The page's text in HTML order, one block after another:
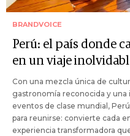
BRANDVOICE
Perú: el país donde
en un viaje
Con una mezcla única de
gastronomía reconocida y una
eventos de clase mundial,
para reunirse: convierte cada
experiencia transformadora